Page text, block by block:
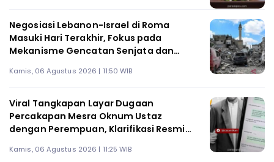
Negosiasi Lebanon-Israel di Roma
Masuki Hari Terakhir, Fokus pada
Mekanisme Gencatan Senjata dan
Kamis, 06 Agustus 2026 | 11:50 WIB
Viral Tangkapan Layar Dugaan
Percakapan Mesra Oknum Ustaz
dengan Perempuan, Klarifikasi Resmi
Kamis, 06 Agustus 2026 | 11:25 WIB